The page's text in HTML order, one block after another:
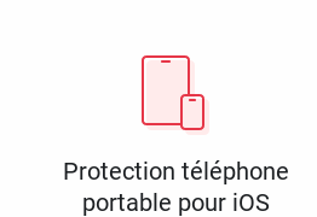
Protection téléphone
portable pour iOS